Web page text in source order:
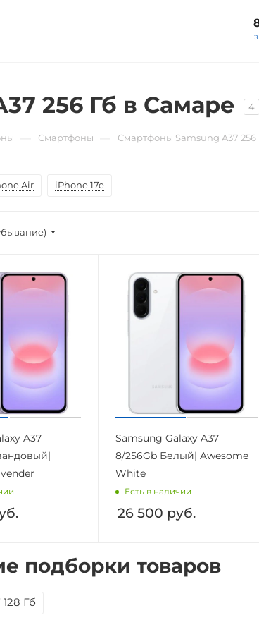
256 Гб в Самаре 4
Смартфоны Смартфоны Samsung A37 256
Air iPhone 17e
A37
Samsung Galaxy A37
8/256Gb Белый| Awesome
White
Есть в наличии
26 500 руб.
подборки товаров
Гб